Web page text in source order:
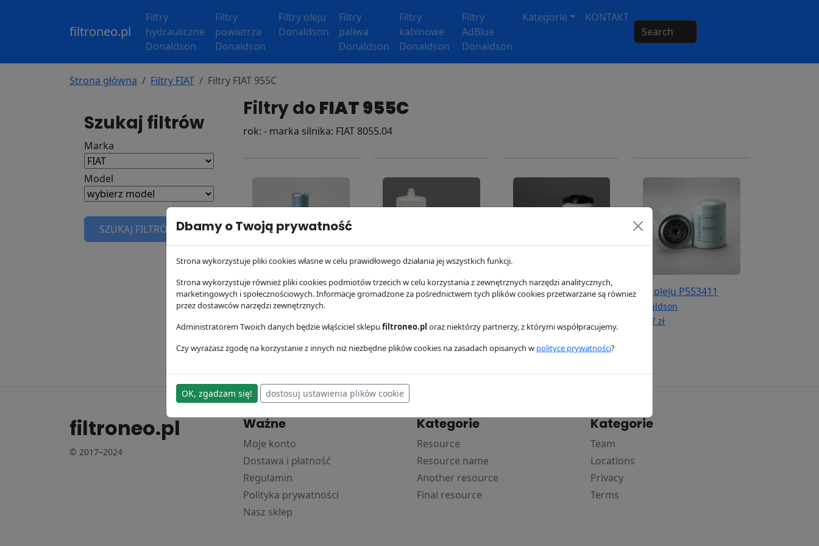
filtroneo.pl
Filtry
hydrauliczne
Donaldson
Filtry
powietrza
Donaldson
Filtry oleju
Donaldson
Filtry
paliwa
Donaldson
Filtry
kabinowe
Donaldson
Filtry
AdBlue
Donaldson
Kategorie
KONTAKT
Strona główna Filtry FIAT Filtry FIAT 955C
Szukaj filtrów
Marka
Model
SZUKAJ FILTRÓW
Filtry do FIAT 955C
rok: - marka silnika: FIAT 8055.04
Filtr powietrza,
wewnętrzny P127787
Donaldson
Filtr paliwa P550587
42.52 zł
Filtr paliwa P550588
37.93 zł
Filtr oleju P553411
Donaldson
38.67 zł
filtroneo.pl
© 2017–2024
Ważne
Moje konto
Dostawa i płatność
Regulamin
Polityka prywatności
Nasz sklep
Kategorie
Resource
Resource name
Another resource
Final resource
Kategorie
Team
Locations
Privacy
Terms
Dbamy o Twoją prywatność
Strona wykorzystuje pliki cookies własne w celu prawidłowego działania jej wszystkich funkcji.
Strona wykorzystuje również pliki cookies podmiotów trzecich w celu korzystania z zewnętrznych narzędzi analitycznych,
marketingowych i społecznościowych. Informacje gromadzone za pośrednictwem tych plików cookies przetwarzane są również
przez dostawców narzędzi zewnętrznych.
Administratorem Twoich danych będzie włąściciel sklepu filtroneo.pl oraz niektórzy partnerzy, z którymi współpracujemy.
Czy wyrażasz zgodę na korzystanie z innych niż niezbędne plików cookies na zasadach opisanych w polityce prywatności?
OK, zgadzam się! dostosuj ustawienia plików cookie